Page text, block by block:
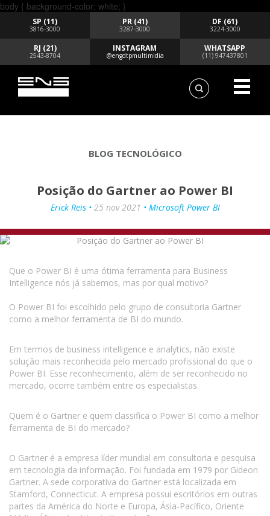
body { background-color: white; }
SP (11)
3816-3000
PR (41)
3287-3000
DF (61)
3224-3000
RJ (21)
2543-8704
INSTAGRAM
@engdtpmultimidia
WHATSAPP
(11) 947437801
BLOG TECNOLÓGICO
Posição do Gartner ao Power BI
Erick Reis • 25 nov 2021 • Microsoft Power BI
Que o Power BI é uma ótima ferramenta para Business
Intelligence nós já sabemos, mas por qual motivo?
O Power BI foi escolhido pelo grupo de consultoria Gartner
como a melhor ferramenta de BI do mundo.
Em termos de business intelligence e analytics, não existe
solução mais reconhecida pelo mercado profissional do que o
Power BI. Esse reconhecimento, além de ser reconhecido no
mercado, ocorre também entre os especialistas.
Quem é o Gartner e quem classifica o Power BI como a melhor
ferramenta de BI do mercado?
O Gartner é a empresa líder mundial em consultoria e pesquisa
em tecnologia da informação. Foi fundada em 1979 por Gideon
Gartner. A sede corporativa do Gartner está localizada em
Stamford, Connecticut. A empresa possui escritórios em outras
partes da América do Norte e Europa, Ásia-Pacífico, Oriente